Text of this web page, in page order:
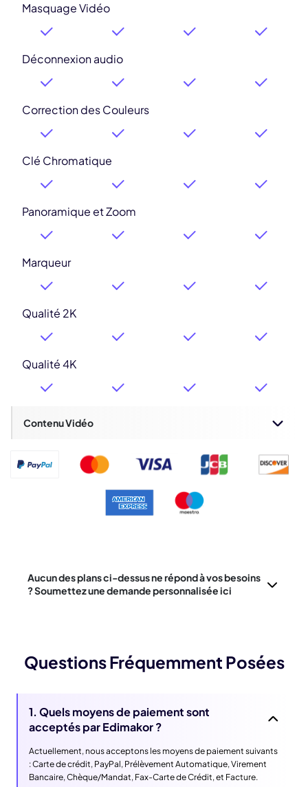
Masquage Vidéo
Déconnexion audio
Correction des Couleurs
Clé Chromatique
Panoramique et Zoom
Marqueur
Qualité 2K
Qualité 4K
Contenu Vidéo
Aucun des plans ci-dessus ne répond à vos besoins
? Soumettez une demande personnalisée ici
Questions Fréquemment Posées
1. Quels moyens de paiement sont
acceptés par Edimakor ?
Actuellement, nous acceptons les moyens de paiement suivants
: Carte de crédit, PayPal, Prélèvement Automatique, Virement
Bancaire, Chèque/Mandat, Fax-Carte de Crédit, et Facture.